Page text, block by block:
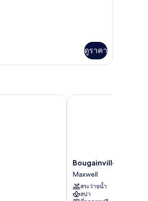
ดูราคา
Bougainvillea
Barbados
Maxwell
Bougainvillea
Maxwell
สระว่ายน้ำ
สปา
Bougainvillea Barbados